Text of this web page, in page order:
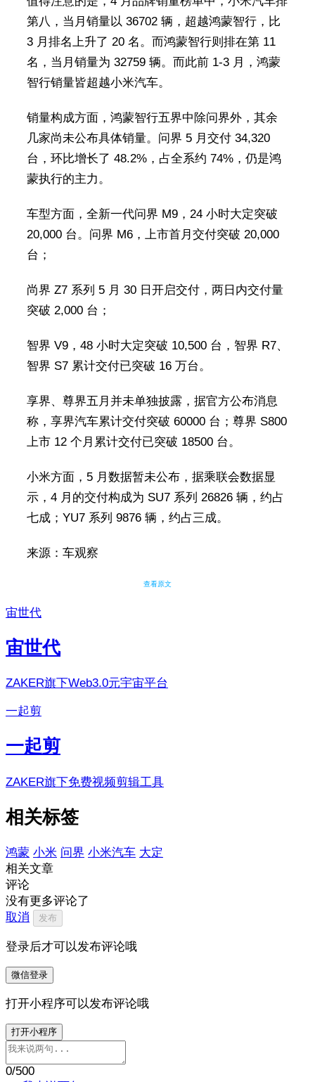
第八，当月销量以 36702 辆，超越鸿蒙智行，比
3 月排名上升了 20 名。而鸿蒙智行则排在第 11
名，当月销量为 32759 辆。而此前 1-3 月，鸿蒙
智行销量皆超越小米汽车。
销量构成方面，鸿蒙智行五界中除问界外，其余
几家尚未公布具体销量。问界 5 月交付 34,320
台，环比增长了 48.2%，占全系约 74%，仍是鸿
蒙执行的主力。
车型方面，全新一代问界 M9，24 小时大定突破
20,000 台。问界 M6，上市首月交付突破 20,000
台；
尚界 Z7 系列 5 月 30 日开启交付，两日内交付量
突破 2,000 台；
智界 V9，48 小时大定突破 10,500 台，智界 R7、
智界 S7 累计交付已突破 16 万台。
享界、尊界五月并未单独披露，据官方公布消息
称，享界汽车累计交付突破 60000 台；尊界 S800
上市 12 个月累计交付已突破 18500 台。
小米方面，5 月数据暂未公布，据乘联会数据显
示，4 月的交付构成为 SU7 系列 26826 辆，约占
七成；YU7 系列 9876 辆，约占三成。
来源：车观察
查看原文
宙世代
宙世代
ZAKER旗下Web3.0元宇宙平台
一起剪
一起剪
ZAKER旗下免费视频剪辑工具
相关标签
鸿蒙 小米 问界 小米汽车 大定
相关文章
评论
没有更多评论了
取消
发布
登录后才可以发布评论哦
微信登录
打开小程序可以发布评论哦
打开小程序
0/500